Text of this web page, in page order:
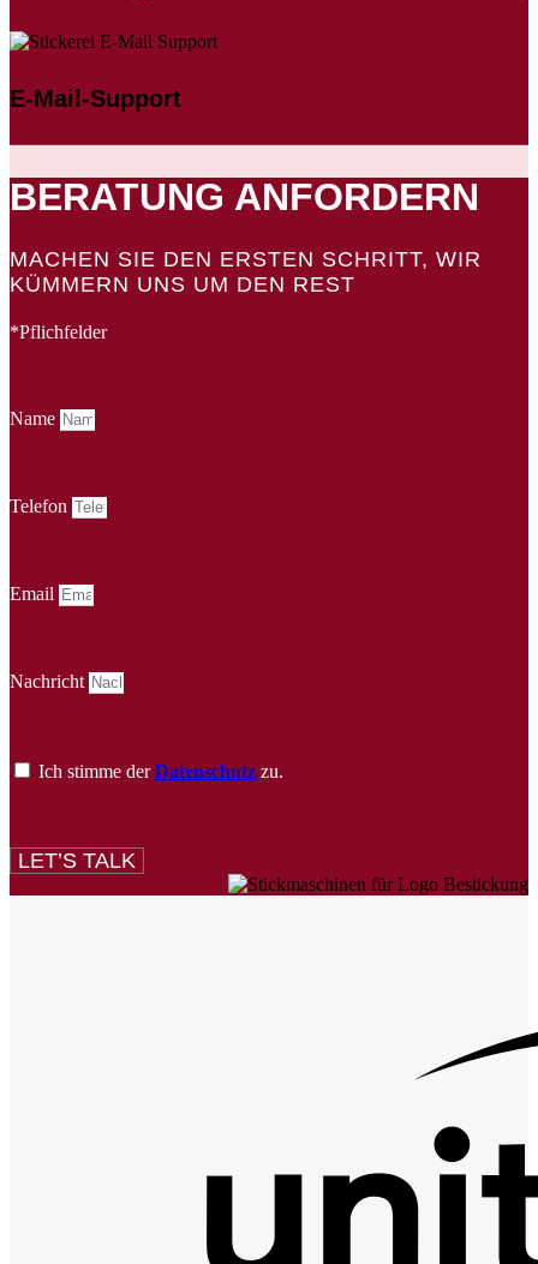
E-Mail-Support
BERATUNG ANFORDERN
MACHEN SIE DEN ERSTEN SCHRITT, WIR
KÜMMERN UNS UM DEN REST
*Pflichfelder
Name
Telefon
Email
Nachricht
Ich stimme derDatenschutz zu.
LET’S TALK